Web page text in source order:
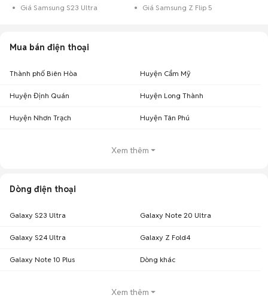
Giá Samsung S23 Ultra
Giá Samsung Z Flip 5
Mua bán điện thoại
Thành phố Biên Hòa Huyện Cẩm Mỹ
Huyện Định Quán Huyện Long Thành
Huyện Nhơn Trạch Huyện Tân Phú
Xem thêm
Dòng điện thoại
Galaxy S23 Ultra Galaxy Note 20 Ultra
Galaxy S24 Ultra Galaxy Z Fold4
Galaxy Note 10 Plus Dòng khác
Xem thêm